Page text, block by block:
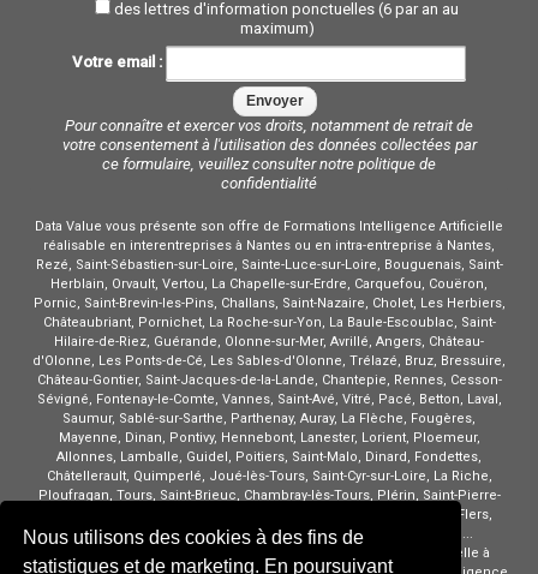
des lettres d'information ponctuelles (6 par an au
maximum)
Votre email :
Pour connaître et exercer vos droits, notamment de retrait de
votre consentement à l'utilisation des données collectées par
ce formulaire, veuillez consulter notre politique de
confidentialité
Data Value vous présente son offre de Formations Intelligence Artificielle
réalisable en interentreprises à Nantes ou en intra-entreprise à Nantes,
Rezé, Saint-Sébastien-sur-Loire, Sainte-Luce-sur-Loire, Bouguenais, Saint-
Herblain, Orvault, Vertou, La Chapelle-sur-Erdre, Carquefou, Couëron,
Pornic, Saint-Brevin-les-Pins, Challans, Saint-Nazaire, Cholet, Les Herbiers,
Châteaubriant, Pornichet, La Roche-sur-Yon, La Baule-Escoublac, Saint-
Hilaire-de-Riez, Guérande, Olonne-sur-Mer, Avrillé, Angers, Château-
d'Olonne, Les Ponts-de-Cé, Les Sables-d'Olonne, Trélazé, Bruz, Bressuire,
Château-Gontier, Saint-Jacques-de-la-Lande, Chantepie, Rennes, Cesson-
Sévigné, Fontenay-le-Comte, Vannes, Saint-Avé, Vitré, Pacé, Betton, Laval,
Saumur, Sablé-sur-Sarthe, Parthenay, Auray, La Flèche, Fougères,
Mayenne, Dinan, Pontivy, Hennebont, Lanester, Lorient, Ploemeur,
Allonnes, Lamballe, Guidel, Poitiers, Saint-Malo, Dinard, Fondettes,
Châtellerault, Quimperlé, Joué-lès-Tours, Saint-Cyr-sur-Loire, La Riche,
Ploufragan, Tours, Saint-Brieuc, Chambray-lès-Tours, Plérin, Saint-Pierre-
des-Corps, Saint-Avertin, Granville, Montlouis-sur-Loire, Alençon, Flers,
Vire, Concarneau, Amboise, Brest, Quimper, Morlaix, Lannion, ...
Cours Intelligence Artificielle à Nantes Stage Intelligence Artificielle à
Nous utilisons des cookies à des fins de
statistiques et de marketing. En poursuivant